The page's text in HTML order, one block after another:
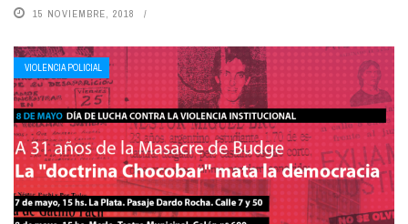
15 NOVIEMBRE, 2018
VIOLENCIA POLICIAL